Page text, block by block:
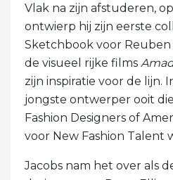
Vlak na zijn afstuderen,
ontwierp hij zijn eerste
Sketchbook voor Reuben
de visueel rijke films
zijn inspiratie voor de lijn.
jongste ontwerper ooit
Fashion Designers of
voor New Fashion Talent
Jacobs nam het over als